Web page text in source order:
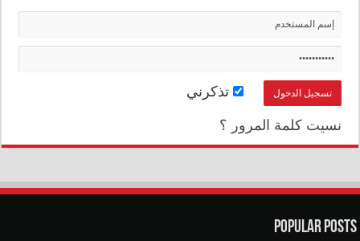
تذكرني
نسيت كلمة المرور ؟
Popular Posts